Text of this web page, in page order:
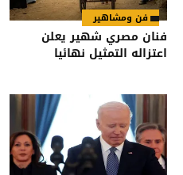
فن ومشاهير
فنان مصري شهير يعلن
اعتزاله التمثيل نهائيا